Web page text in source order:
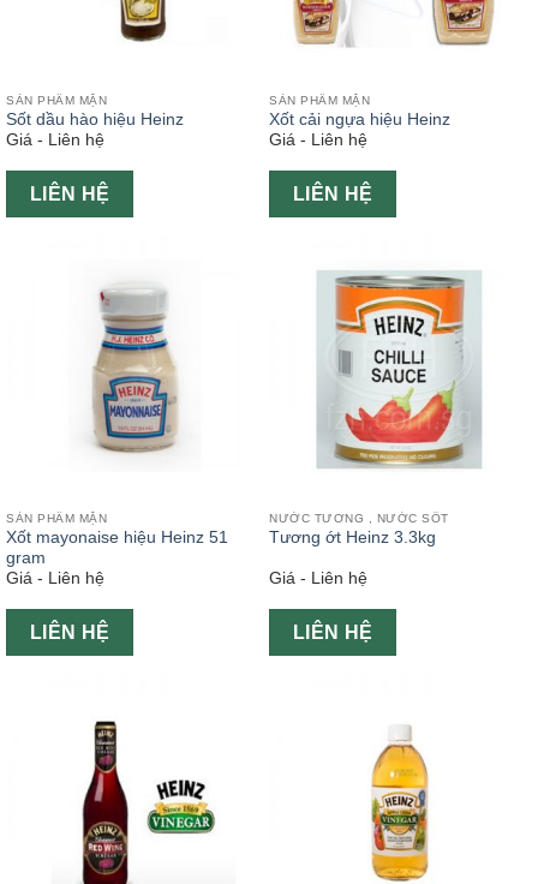
SẢN PHẨM MẶN
Sốt dầu hào hiệu Heinz
Giá - Liên hệ
LIÊN HỆ
SẢN PHẨM MẶN
Xốt cải ngựa hiệu Heinz
Giá - Liên hệ
LIÊN HỆ
SẢN PHẨM MẶN
Xốt mayonaise hiệu Heinz 51
gram
Giá - Liên hệ
LIÊN HỆ
NƯỚC TƯƠNG , NƯỚC SỐT
Tương ớt Heinz 3.3kg
Giá - Liên hệ
LIÊN HỆ